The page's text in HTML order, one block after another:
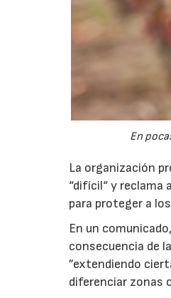
En
La organización
“difícil“ y reclama
para proteger a
En un
consecuencia de
”extendiendo
diferenciar zonas